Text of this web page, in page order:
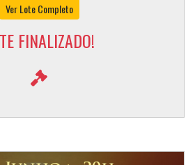
Ver Lote Completo
FINALIZADO!